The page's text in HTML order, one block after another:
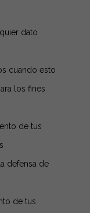
dato
cuando esto
los fines
de tus
defensa de
de tus